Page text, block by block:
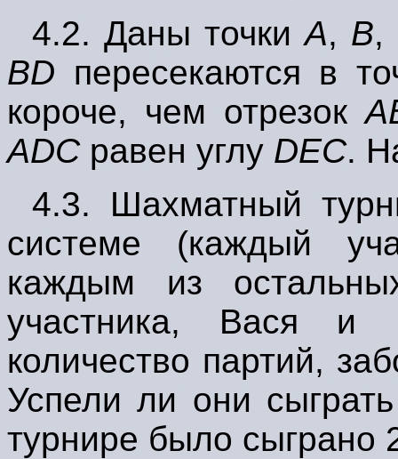
4.2. Даны точкиА, В,
BD пересекаются в
короче, чем отрезок
ADCравен углу DEC.
4.3. Шахматный
системе (каждый
каждым из
участника, Вася и
количество партий,
Успели ли они
турнире было сыграно